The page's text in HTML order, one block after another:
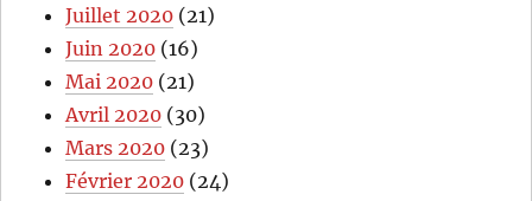
Juillet 2020 (21)
Juin 2020 (16)
Mai 2020 (21)
Avril 2020 (30)
Mars 2020 (23)
Février 2020 (24)